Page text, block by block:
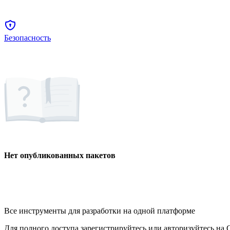
Безопасность
Нет опубликованных пакетов
Все инструменты для разработки на одной платформе
Для полного доступа зарегистрируйтесь или авторизуйтесь на